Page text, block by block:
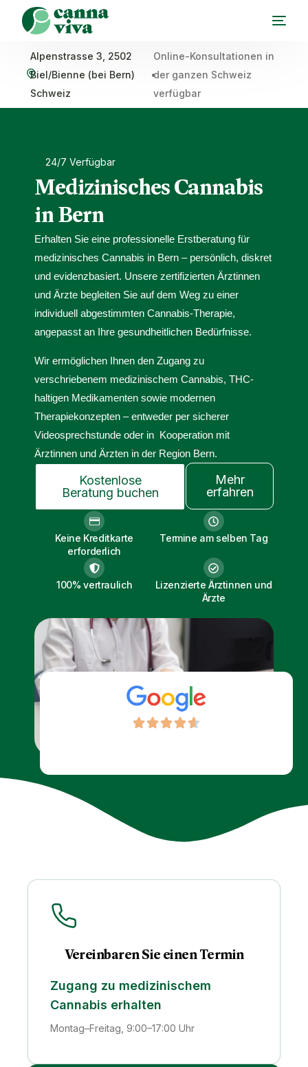
Alpenstrasse 3, 2502
Biel/Bienne (bei Bern)
Schweiz
•
Online-Konsultationen in
der ganzen Schweiz
verfügbar
24/7 Verfügbar
Medizinisches Cannabis
in Bern
Erhalten Sie eine professionelle Erstberatung für
medizinisches Cannabis in Bern – persönlich, diskret
und evidenzbasiert. Unsere zertifizierten Ärztinnen
und Ärzte begleiten Sie auf dem Weg zu einer
individuell abgestimmten Cannabis-Therapie,
angepasst an Ihre gesundheitlichen Bedürfnisse.
Wir ermöglichen Ihnen den Zugang zu
verschriebenem medizinischem Cannabis, THC-
haltigen Medikamenten sowie modernen
Therapiekonzepten – entweder per sicherer
Videosprechstunde oder in Kooperation mit
Ärztinnen und Ärzten in der Region Bern.
Kostenlose
Beratung buchen
Mehr
erfahren
Keine Kreditkarte
erforderlich
Termine am selben Tag
100% vertraulich
Lizenzierte Ärztinnen und
Ärzte
Vereinbaren Sie einen Termin
Zugang zu medizinischem
Cannabis erhalten
Montag–Freitag, 9:00–17:00 Uhr